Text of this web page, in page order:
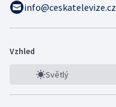
info@ceskatelevize.cz
Vzhled
Světlý